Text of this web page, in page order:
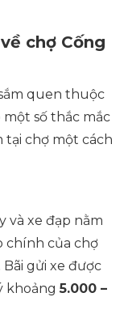
chợ Cống
quen thuộc
một số thắc mắc
tại chợ một cách
và xe đạp nằm
chính của chợ
gửi xe được
khoảng5.000 –